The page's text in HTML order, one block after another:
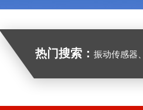
热门搜索： 振动传感器、